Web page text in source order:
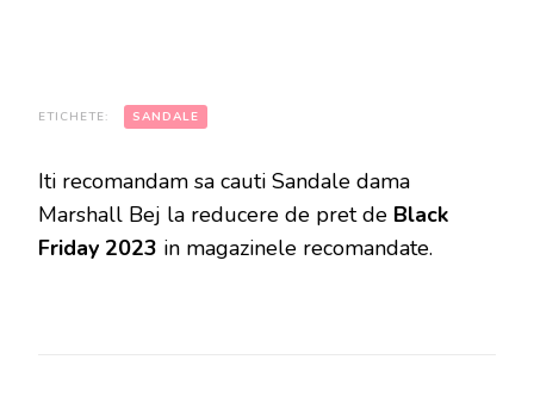
ETICHETE: SANDALE
Iti recomandam sa cauti Sandale dama
Marshall Bej la reducere de pret de Black
Friday 2023 in magazinele recomandate.